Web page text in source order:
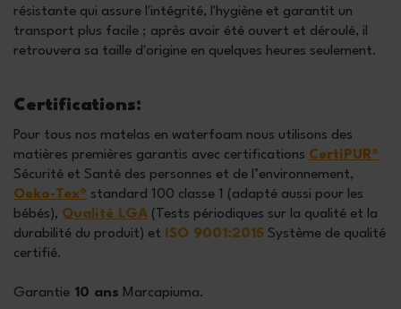
résistante qui assure l'intégrité, l'hygiène et garantit un
transport plus facile ; après avoir été ouvert et déroulé, il
retrouvera sa taille d'origine en quelques heures seulement.
Certifications:
Pour tous nos matelas en waterfoam nous utilisons des
matières premières garantis avec certifications CertiPUR®
Sécurité et Santé des personnes et de l’environnement,
Oeko-Tex® standard 100 classe 1 (adapté aussi pour les
bébés), Qualité LGA (Tests périodiques sur la qualité et la
durabilité du produit) et
ISO 9001:2015 Système de qualité
certifié.
Garantie 10 ans Marcapiuma.